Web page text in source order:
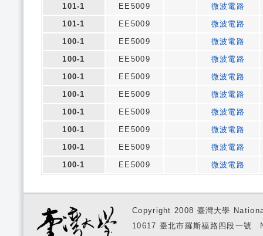
101-1
EE5009
微波電路
101-1
EE5009
微波電路
100-1
EE5009
微波電路
100-1
EE5009
微波電路
100-1
EE5009
微波電路
100-1
EE5009
微波電路
100-1
EE5009
微波電路
100-1
EE5009
微波電路
100-1
EE5009
微波電路
100-1
EE5009 微波電路
Copyright 2008 臺灣大學
10617 臺北市羅斯福路四段一